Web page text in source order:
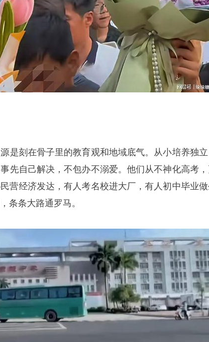
是刻在骨子里的教育观和地域底气。从小培养独
先自己解决，不包办不溺爱。他们从不神化高考
营经济发达，有人考名校进大厂，有人初中毕业
条条大路通罗马。